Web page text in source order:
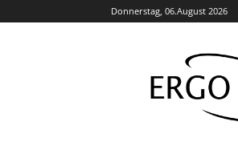
Donnerstag, 06.August 2026